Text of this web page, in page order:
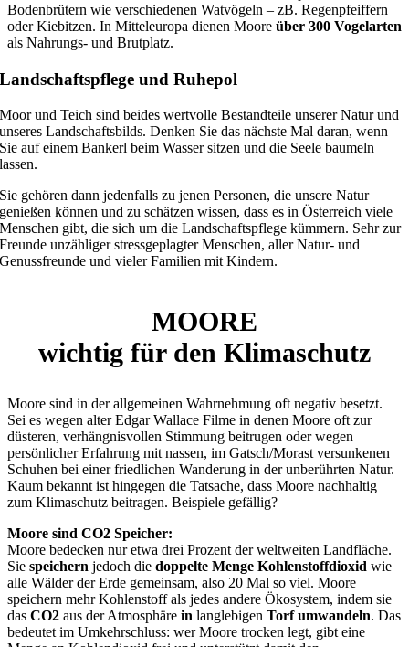
Bodenbrütern wie verschiedenen Watvögeln – zB. Regenpfeiffern
oder Kiebitzen. In Mitteleuropa dienen Moore über 300 Vogelarten
als Nahrungs- und Brutplatz.
Landschaftspflege und Ruhepol
Moor und Teich sind beides wertvolle Bestandteile unserer Natur und
unseres Landschaftsbilds. Denken Sie das nächste Mal daran, wenn
Sie auf einem Bankerl beim Wasser sitzen und die Seele baumeln
lassen.
Sie gehören dann jedenfalls zu jenen Personen, die unsere Natur
genießen können und zu schätzen wissen, dass es in Österreich viele
Menschen gibt, die sich um die Landschaftspflege kümmern. Sehr zur
Freunde unzähliger stressgeplagter Menschen, aller Natur- und
Genussfreunde und vieler Familien mit Kindern.
MOORE
wichtig für den Klimaschutz
Moore sind in der allgemeinen Wahrnehmung oft negativ besetzt.
Sei es wegen alter Edgar Wallace Filme in denen Moore oft zur
düsteren, verhängnisvollen Stimmung beitrugen oder wegen
persönlicher Erfahrung mit nassen, im Gatsch/Morast versunkenen
Schuhen bei einer friedlichen Wanderung in der unberührten Natur.
Kaum bekannt ist hingegen die Tatsache, dass Moore nachhaltig
zum Klimaschutz beitragen. Beispiele gefällig?
Moore sind CO2 Speicher:
Moore bedecken nur etwa drei Prozent der weltweiten Landfläche.
Sie speichern jedoch die doppelte Menge Kohlenstoffdioxid wie
alle Wälder der Erde gemeinsam, also 20 Mal so viel. Moore
speichern mehr Kohlenstoff als jedes andere Ökosystem, indem sie
das CO2 aus der Atmosphäre in langlebigen Torf umwandeln. Das
bedeutet im Umkehrschluss: wer Moore trocken legt, gibt eine